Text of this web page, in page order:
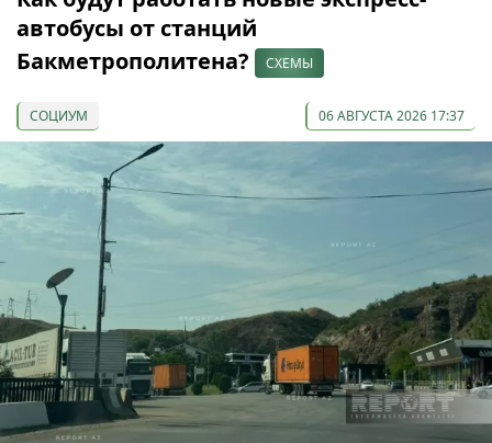
автобусы от станций
Бакметрополитена?
СХЕМЫ
СОЦИУМ 06 АВГУСТА 2026 17:37